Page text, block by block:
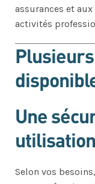
assurances et
activités
Une
utilisation
Selon vos